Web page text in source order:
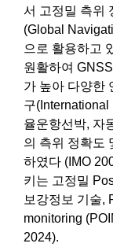
서 고정밀 측위
(Global
으로 활용하고
원활하여
가 높아 다양한
구(International
율운항선박, 자
의 측위 정확도
하였다 (IMO
키는 고정밀
보강정보 기술,
monitoring
2024).